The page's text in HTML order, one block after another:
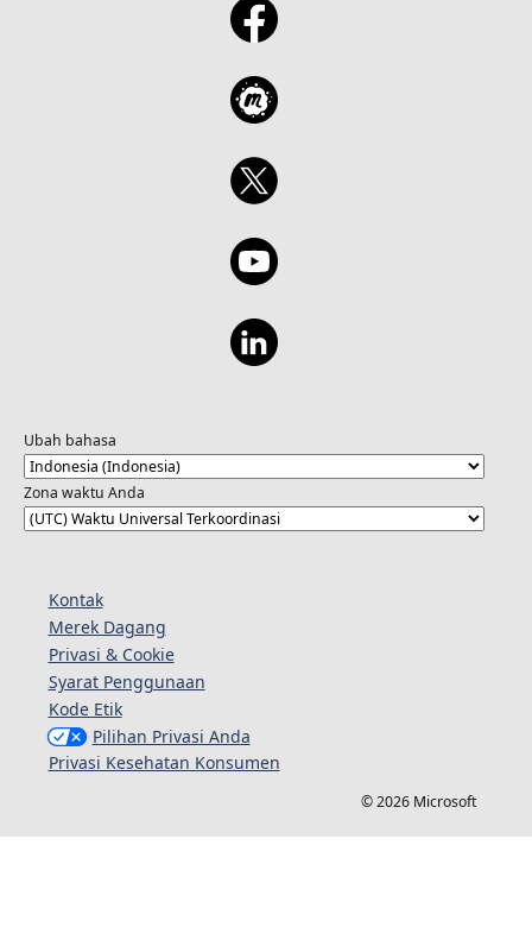
Ubah bahasa
Zona waktu Anda
Kontak
Merek Dagang
Privasi & Cookie
Syarat Penggunaan
Kode Etik
Pilihan Privasi Anda
Privasi Kesehatan Konsumen
© 2026 Microsoft